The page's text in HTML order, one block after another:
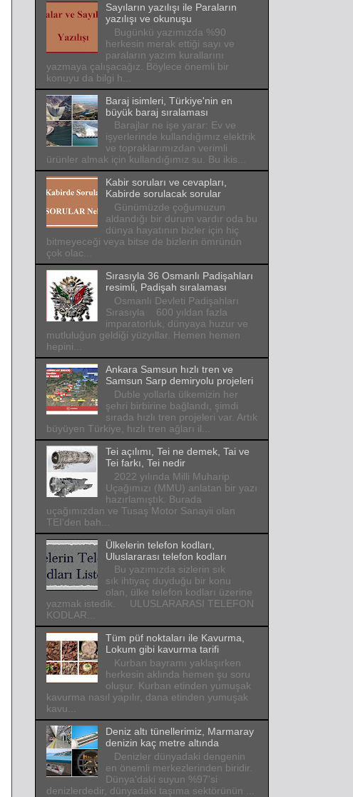
Sayıların yazılışı ile Paraların
yazılışı ve okunuşu
Bugünkü yazımızda %90
herkesin merak ettiği sayı ve
paraların yazım kurallarını
yazmaya çalışacağız. Böylece önemli bir
konuyu da bilgi h...
Baraj isimleri, Türkiye'nin en
büyük baraj sıralaması
Barajlar ne işe yarar: Ev ve
işyerlerinde kullandığımız elektrik
ve topraklarımızdan verimli
ürünler almak için kullandığımız su. Bu ikis...
Kabir soruları ve cevapları,
Kabirde sorulacak sorular
Günümüzde çoğumuzun
aldandığı bir durum vardır oda bu
dünya hayatının bizler için hiç
bitmeyeceği veya bitse de bizlerin ömrünün
çok olac...
Sırasıyla 36 Osmanlı Padişahları
resimli, Padişah sıralaması
Osmanlı Devleti Padişahları
Sırasıyla 600 yıldan fazla
imparatorluk, dünyaya huzur ve
mutluluğun geldiği yüzyıllar. Hemen hemen
hepini...
Ankara Samsun hızlı tren ve
Samsun Sarp demiryolu projeleri
Duble yollarla ülkemizin her
şehri birbirine bağlandı, şimdi
sırada hızlı tren projeleri var. Artık
büyüyen Türkiye, hızlı tren ağları il...
Tei açılımı, Tei ne demek, Tai ve
Tei farkı, Tei nedir
2022 yılında Milli Muharip
Uçağımızı (MMU) anlatan bir yazı
hazırlamıştık. Burada
uçağımızdan ve Tusaş Motor Sanayii olan
TEI'den bah...
Ülkelerin telefon kodları,
Uluslararası telefon kodları
Bu yazımızda sizlerin sık
sık ihtiyaç duyduğu bir konu
olan, ülke telefon kodları üzerine
yazmak istedik. ULUSLARARASI TELEFON
KODLAR...
Tüm püf noktaları ile Kavurma,
Lokum gibi kavurma tarifi
Kurban bayramı yaklaşırken
herkesin aklında hemen şu soru
oluşur. Kurban etinden yumuşak
kavurma nasıl yapılır, dana etinden yumuşak
kavu...
Deniz altı tünellerimiz, Marmaray
denizin kaç metre altında
Denizler dünyadaki dengenin
en önemli merkezlerinden biridir.
Dünya'daki suyun %97'si
denizlerdedir, dünyadaki taşıma sektörünün ...